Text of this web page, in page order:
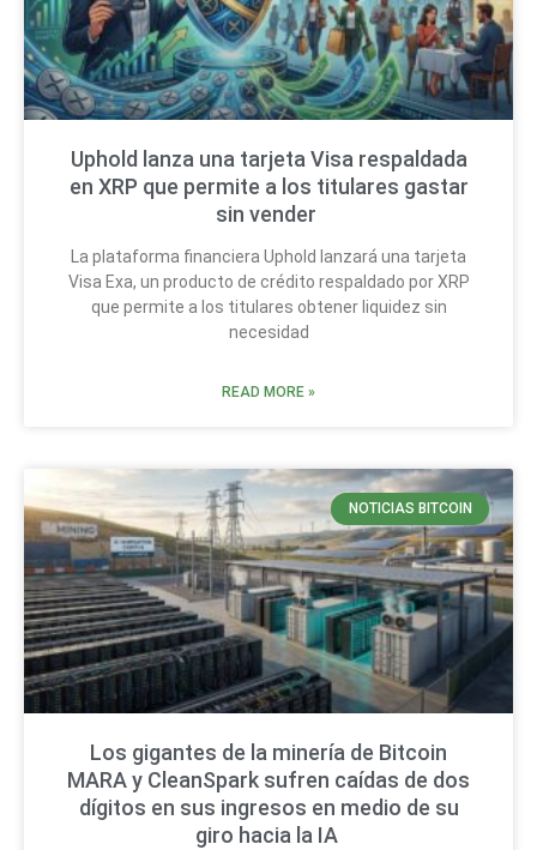
Uphold lanza una tarjeta Visa respaldada
en XRP que permite a los titulares gastar
sin vender
La plataforma financiera Uphold lanzará una tarjeta
Visa Exa, un producto de crédito respaldado por XRP
que permite a los titulares obtener liquidez sin
necesidad
READ MORE »
NOTICIAS BITCOIN
Los gigantes de la minería de Bitcoin
MARA y CleanSpark sufren caídas de dos
dígitos en sus ingresos en medio de su
giro hacia la IA